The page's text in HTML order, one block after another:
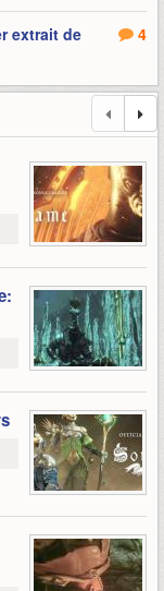
4
extrait de